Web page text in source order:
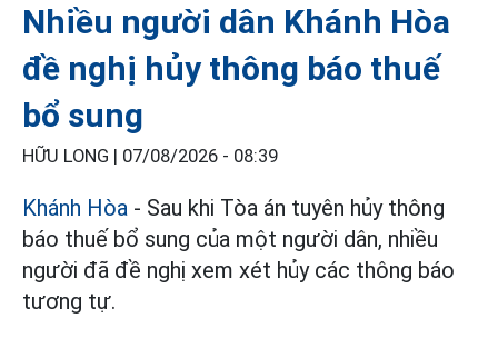
Nhiều người dân Khánh Hòa
đề nghị hủy thông báo thuế
bổ sung
HỮU LONG | 07/08/2026 - 08:39
Khánh Hòa - Sau khi Tòa án tuyên hủy thông
báo thuế bổ sung của một người dân, nhiều
người đã đề nghị xem xét hủy các thông báo
tương tự.